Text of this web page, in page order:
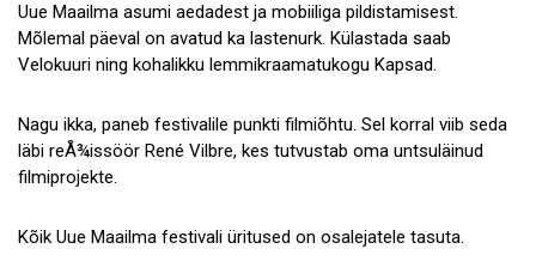
Uue Maailma asumi aedadest ja mobiiliga pildistamisest.
Mõlemal päeval on avatud ka lastenurk. Külastada saab
Velokuuri ning kohalikku lemmikraamatukogu Kapsad.
Nagu ikka, paneb festivalile punkti filmiõhtu. Sel korral viib seda
läbi reÅ¾issöör René Vilbre, kes tutvustab oma untsuläinud
filmiprojekte.
Kõik Uue Maailma festivali üritused on osalejatele tasuta.